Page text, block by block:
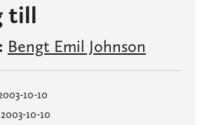
till
Bengt Emil Johnson
10-10
2003-10-10